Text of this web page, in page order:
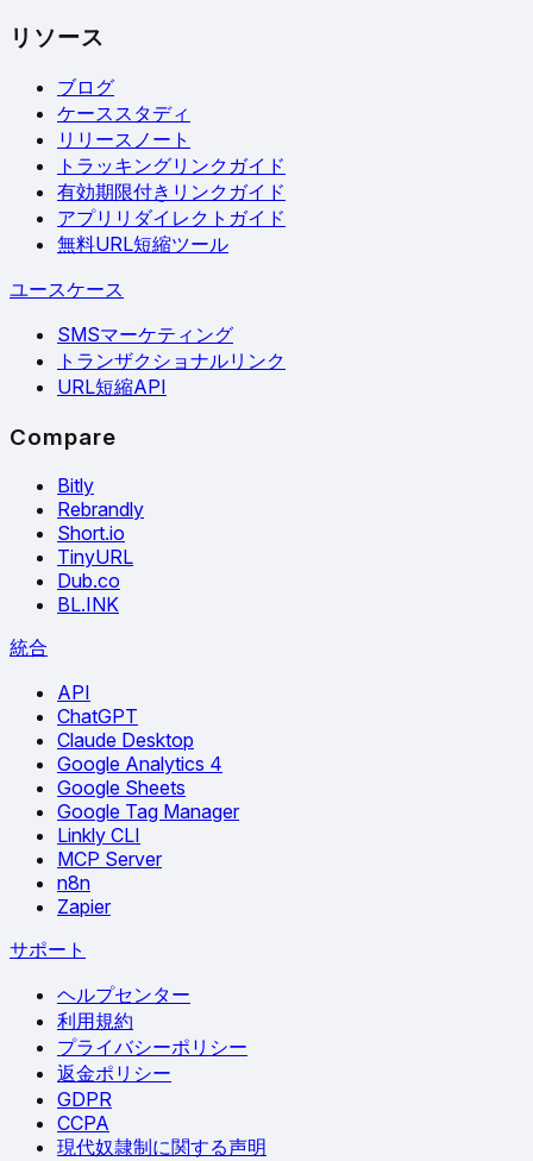
リソース
ブログ
ケーススタディ
リリースノート
トラッキングリンクガイド
有効期限付きリンクガイド
アプリリダイレクトガイド
無料URL短縮ツール
ユースケース
SMSマーケティング
トランザクショナルリンク
URL短縮API
Compare
Bitly
Rebrandly
Short.io
TinyURL
Dub.co
BL.INK
統合
API
ChatGPT
Claude Desktop
Google Analytics 4
Google Sheets
Google Tag Manager
Linkly CLI
MCP Server
n8n
Zapier
サポート
ヘルプセンター
利用規約
プライバシーポリシー
返金ポリシー
GDPR
CCPA
現代奴隷制に関する声明